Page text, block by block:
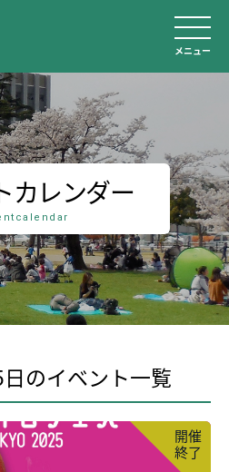
メニュー
カレンダー
のイベント⼀覧
開催
終了